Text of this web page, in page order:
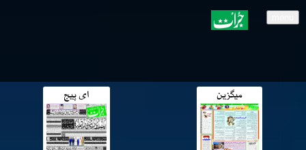
میگزین ای پیج